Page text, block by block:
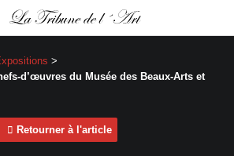
>
d’œuvres du Musée des Beaux-Arts et
Retourner à l'article